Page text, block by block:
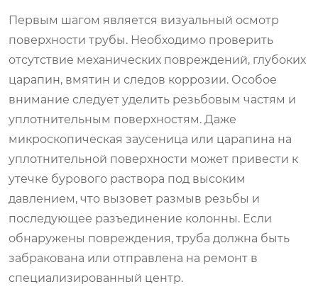
Первым шагом является визуальный осмотр
поверхности трубы. Необходимо проверить
отсутствие механических повреждений, глубоких
царапин, вмятин и следов коррозии. Особое
внимание следует уделить резьбовым частям и
уплотнительным поверхностям. Даже
микроскопическая заусеница или царапина на
уплотнительной поверхности может привести к
утечке бурового раствора под высоким
давлением, что вызовет размыв резьбы и
последующее разъединение колонны. Если
обнаружены повреждения, труба должна быть
забракована или отправлена на ремонт в
специализированный центр.